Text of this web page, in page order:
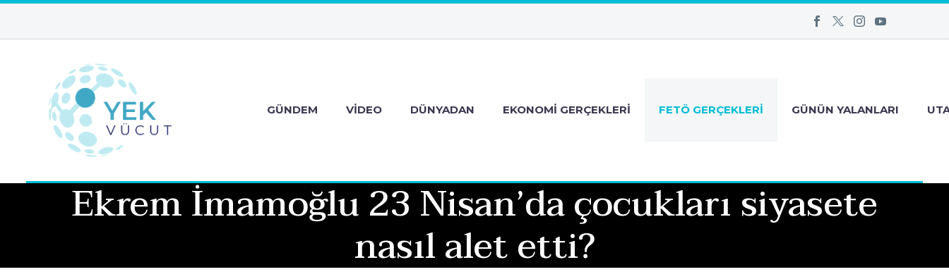
GÜNDEM VIDEO DÜNYADAN EKONOMI GERÇEKLERI FETÖ GERÇEKLERI GÜNÜN YALANLARI
Ekrem İmamoğlu 23 Nisan’da çocukları siyasete
nasıl alet etti?